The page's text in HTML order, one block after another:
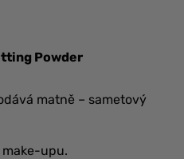
Powder
matně – sametový
upu.